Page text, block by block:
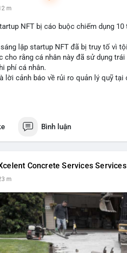
m
NFT bị cáo buộc chiếm dụng
sáng lập startup NFT đã bị truy tố vì
cho rằng cá nhân này đã sử dụng
phí cá nhân.
lời cảnh báo về rủi ro quản lý quỹ tại
Bình luận
Concrete Services Services
m